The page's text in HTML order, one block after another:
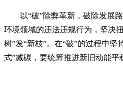
以“破”除弊革新，破除发展
环境领域的违法违规行为，坚决
树”发“新枝”。在“破”的过程中
式”减碳，要统筹推进新旧动能平